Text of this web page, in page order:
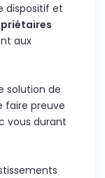
dispositif et
aux
solution de
faire preuve
vous durant